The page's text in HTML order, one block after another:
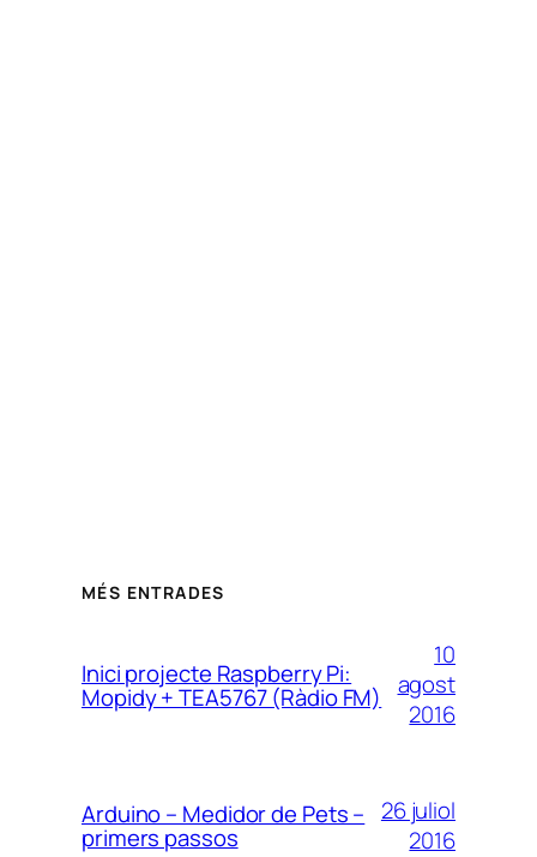
MÉS ENTRADES
Inici projecte Raspberry Pi:
Mopidy + TEA5767 (Ràdio FM)
10
agost
2016
Arduino – Medidor de Pets –
primers passos
26 juliol
2016